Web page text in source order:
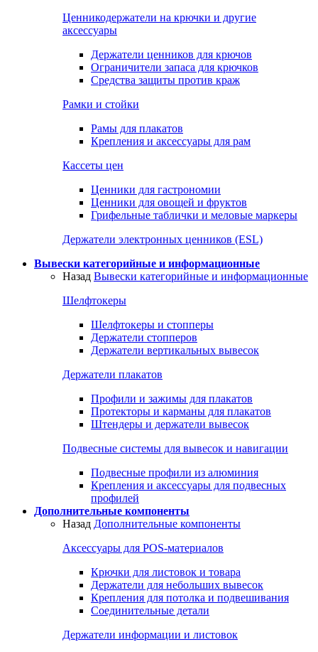
Ценникодержатели на крючки и другие
аксессуары
Держатели ценников для крючов
Ограничители запаса для крючков
Средства защиты против краж
Рамки и стойки
Рамы для плакатов
Крепления и аксессуары для рам
Кассеты цен
Ценники для гастрономии
Ценники для овощей и фруктов
Грифельные таблички и меловые маркеры
Держатели электронных ценников (ESL)
Вывески категорийные и информационные
Назад Вывески категорийные и информационные
Шелфтокеры
Шелфтокеры и стопперы
Держатели стопперов
Держатели вертикальных вывесок
Держатели плакатов
Профили и зажимы для плакатов
Протекторы и карманы для плакатов
Штендеры и держатели вывесок
Подвесные системы для вывесок и навигации
Подвесные профили из алюминия
Крепления и аксессуары для подвесных
профилей
Дополнительные компоненты
Назад Дополнительные компоненты
Аксессуары для POS-материалов
Крючки для листовок и товара
Держатели для небольших вывесок
Крепления для потолка и подвешивания
Соединительные детали
Держатели информации и листовок